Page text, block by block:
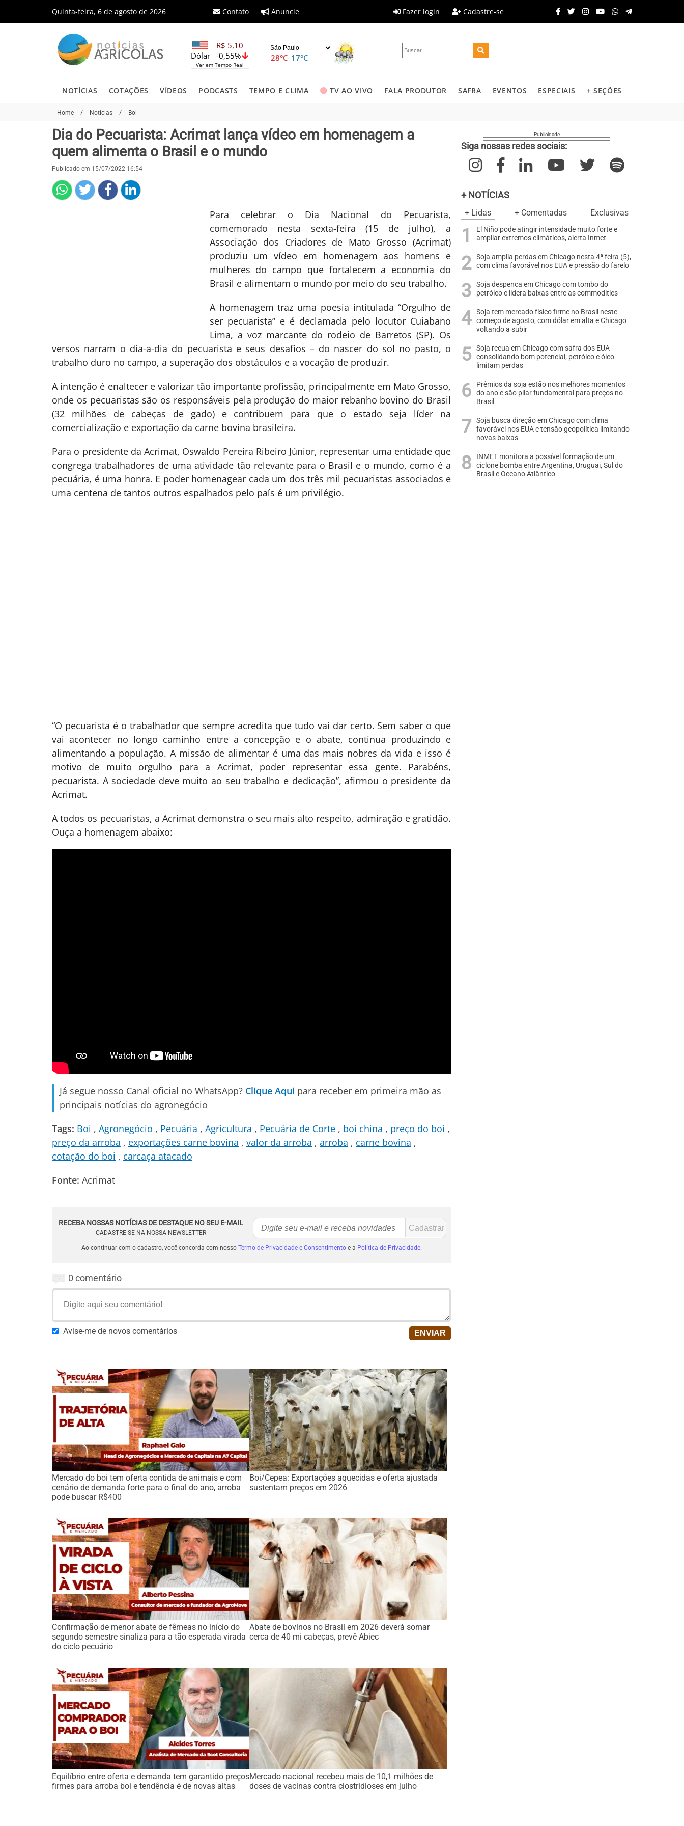
Quinta-feira, 6 de agosto de 2026 Contato Anuncie Fazer login Cadastre-se
R$ 5,10
-0,55%
Dólar
Ver em Tempo Real
28°C 17°C
NOTÍCIAS COTAÇÕES VÍDEOS PODCASTS TEMPO E CLIMA TV AO VIVO FALA PRODUTOR SAFRA EVENTOS ESPECIAIS + SEÇÕES
Home / Notícias / Boi
Dia do Pecuarista: Acrimat lança vídeo em homenagem a
quem alimenta o Brasil e o mundo
Publicado em 15/07/2022 16:54
Para celebrar o Dia Nacional do Pecuarista,
comemorado nesta sexta-feira (15 de julho), a
Associação dos Criadores de Mato Grosso (Acrimat)
produziu um vídeo em homenagem aos homens e
mulheres do campo que fortalecem a economia do
Brasil e alimentam o mundo por meio do seu trabalho.
A homenagem traz uma poesia intitulada “Orgulho de
ser pecuarista” e é declamada pelo locutor Cuiabano
Lima, a voz marcante do rodeio de Barretos (SP). Os
versos narram o dia-a-dia do pecuarista e seus desafios – do nascer do sol no pasto, o
trabalho duro no campo, a superação dos obstáculos e a vocação de produzir.
A intenção é enaltecer e valorizar tão importante profissão, principalmente em Mato Grosso,
onde os pecuaristas são os responsáveis pela produção do maior rebanho bovino do Brasil
(32 milhões de cabeças de gado) e contribuem para que o estado seja líder na
comercialização e exportação da carne bovina brasileira.
Para o presidente da Acrimat, Oswaldo Pereira Ribeiro Júnior, representar uma entidade que
congrega trabalhadores de uma atividade tão relevante para o Brasil e o mundo, como é a
pecuária, é uma honra. E poder homenagear cada um dos três mil pecuaristas associados e
uma centena de tantos outros espalhados pelo país é um privilégio.
“O pecuarista é o trabalhador que sempre acredita que tudo vai dar certo. Sem saber o que
vai acontecer no longo caminho entre a concepção e o abate, continua produzindo e
alimentando a população. A missão de alimentar é uma das mais nobres da vida e isso é
motivo de muito orgulho para a Acrimat, poder representar essa gente. Parabéns,
pecuarista. A sociedade deve muito ao seu trabalho e dedicação”, afirmou o presidente da
Acrimat.
A todos os pecuaristas, a Acrimat demonstra o seu mais alto respeito, admiração e gratidão.
Ouça a homenagem abaixo:
Já segue nosso Canal oficial no WhatsApp? Clique Aqui para receber em primeira mão as
principais notícias do agronegócio
Tags: Boi Agronegócio Pecuária Agricultura Pecuária de Corte boi china
preço do boi
preço da arroba
exportações carne bovina valor da arroba arroba
carne bovina
cotação do boi
carcaça atacado
Fonte: Acrimat
RECEBA NOSSAS NOTÍCIAS DE DESTAQUE NO SEU E-MAIL
CADASTRE-SE NA NOSSA NEWSLETTER
Ao continuar com o cadastro, você concorda com nosso Termo de Privacidade e Consentimentoe a Política de Privacidade.
0 comentário
Avise-me de novos comentários
Mercado do boi tem oferta contida de animais e com
cenário de demanda forte para o final do ano, arroba
pode buscar R$400
Boi/Cepea: Exportações aquecidas e oferta ajustada
sustentam preços em 2026
Confirmação de menor abate de fêmeas no início do
segundo semestre sinaliza para a tão esperada virada
do ciclo pecuário
Abate de bovinos no Brasil em 2026 deverá somar
cerca de 40 mi cabeças, prevê Abiec
Equilíbrio entre oferta e demanda tem garantido preços
firmes para arroba boi e tendência é de novas altas
Mercado nacional recebeu mais de 10,1 milhões de
doses de vacinas contra clostridioses em julho
Siga nossas redes sociais:
+ NOTÍCIAS
+ Lidas + Comentadas Exclusivas
El Niño pode atingir intensidade muito forte e
ampliar extremos climáticos, alerta Inmet
Soja amplia perdas em Chicago nesta 4ª feira (5),
com clima favorável nos EUA e pressão do farelo
Soja despenca em Chicago com tombo do
petróleo e lidera baixas entre as commodities
Soja tem mercado físico firme no Brasil neste
começo de agosto, com dólar em alta e Chicago
voltando a subir
Soja recua em Chicago com safra dos EUA
consolidando bom potencial; petróleo e óleo
limitam perdas
Prêmios da soja estão nos melhores momentos
do ano e são pilar fundamental para preços no
Brasil
Soja busca direção em Chicago com clima
favorável nos EUA e tensão geopolítica limitando
novas baixas
INMET monitora a possível formação de um
ciclone bomba entre Argentina, Uruguai, Sul do
Brasil e Oceano Atlântico